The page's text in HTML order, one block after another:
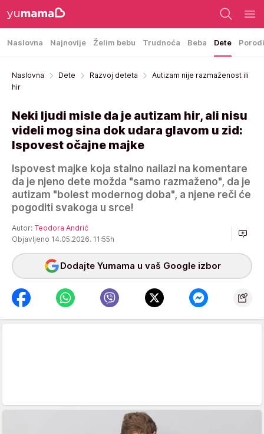
Naslovna Najnovije Želim bebu Trudnoća Beba Dete
Naslovna Dete Razvoj deteta
Autizam nije razmaženost ili
hir
Neki ljudi misle da je autizam hir, ali nisu
videli mog sina dok udara glavom u zid:
Ispovest očajne majke
Ispovest majke koja stalno nailazi na komentare
da je njeno dete možda "samo razmaženo", da je
autizam "bolest modernog doba", a njene reči će
pogoditi svakoga u srce!
Autor: Teodora Andrić
Objavljeno 14.05.2026. 11:55h
Dodajte Yumama u vaš Google izbor